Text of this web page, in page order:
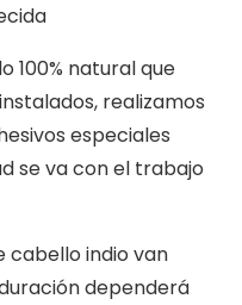
100% natural que
realizamos
especiales
se va con el trabajo
cabello indio van
dependerá